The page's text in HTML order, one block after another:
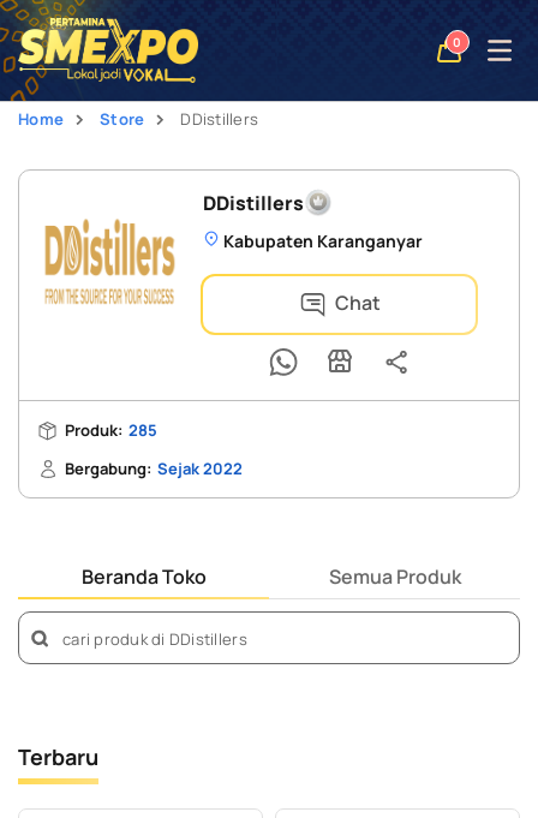
0
Open
Home Store DDistillers
DDistillers
Kabupaten Karanganyar
Chat
Produk: 285
Bergabung: Sejak 2022
Beranda Toko Semua Produk
Terbaru